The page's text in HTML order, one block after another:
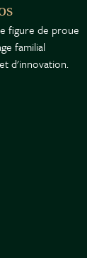
figure de proue
familial
d'innovation.